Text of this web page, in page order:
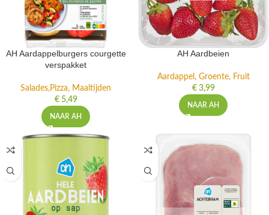
AH Aardappelburgers courgette
verspakket
Salades,Pizza, Maaltijden
€5,49
NAAR AH
AH Aardbeien
Aardappel, Groente, Fruit
€3,99
NAAR AH